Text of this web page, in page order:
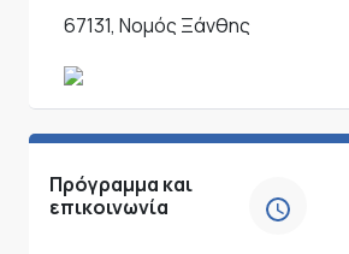
67131, Νομός Ξάνθης
Πρόγραμμα και
επικοινωνία